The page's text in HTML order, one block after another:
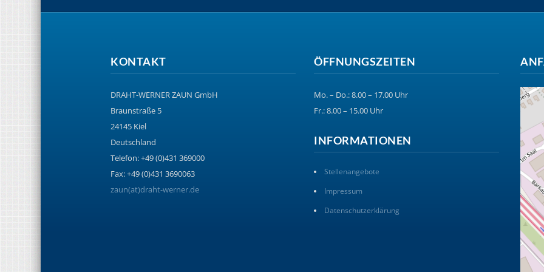
KONTAKT
DRAHT-WERNER ZAUN GmbH
Braunstraße 5
24145 Kiel
Deutschland
Telefon: +49 (0)431 369000
Fax: +49 (0)431 3690063
zaun(at)draht-werner.de
ÖFFNUNGSZEITEN
Mo. – Do.: 8.00 – 17.00 Uhr
Fr.: 8.00 – 15.00 Uhr
INFORMATIONEN
Stellenangebote
Impressum
Datenschutzerklärung